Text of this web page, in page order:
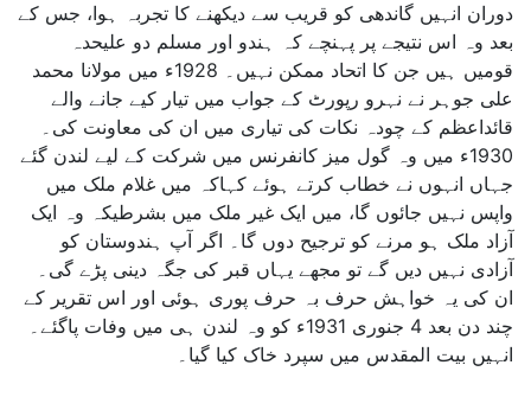
دوران انہیں گاندھی کو قریب سے دیکھنے کا تجربہ ہوا، جس کے
بعد وہ اس نتیجے پر پہنچے کہ ہندو اور مسلم دو علیحدہ
قومیں ہیں جن کا اتحاد ممکن نہیں۔ 1928ء میں مولانا محمد
علی جوہر نے نہرو رپورٹ کے جواب میں تیار کیے جانے والے
قائداعظم کے چودہ نکات کی تیاری میں ان کی معاونت کی۔
1930ء میں وہ گول میز کانفرنس میں شرکت کے لیے لندن گئے
جہاں انہوں نے خطاب کرتے ہوئے کہاکہ میں غلام ملک میں
واپس نہیں جائوں گا، میں ایک غیر ملک میں بشرطیکہ وہ ایک
آزاد ملک ہو مرنے کو ترجیح دوں گا۔ اگر آپ ہندوستان کو
آزادی نہیں دیں گے تو مجھے یہاں قبر کی جگہ دینی پڑے گی۔
ان کی یہ خواہش حرف بہ حرف پوری ہوئی اور اس تقریر کے
چند دن بعد 4 جنوری 1931ء کو وہ لندن ہی میں وفات پاگئے۔
انہیں بیت المقدس میں سپرد خاک کیا گیا۔